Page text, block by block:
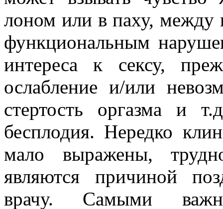
лоном или в паху, между
функциональным
интереса к сексу,
ослабление и/или
стертость оргазма и
бесплодия. Нередко
мало выражены,
являются причиной
врачу. Самыми